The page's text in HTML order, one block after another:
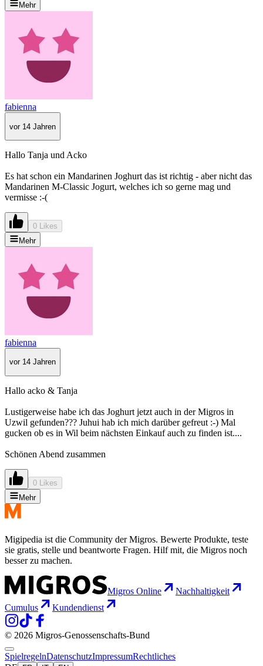
Mehr
fabienna
vor 14 Jahren
Hallo Tanja und Acko
Es hat schon ein Mandarinen Joghurt das ist richtig - aber nicht das
Mandarinen M-Classic Jogurt, welches ich so gerne mag und
vermisse :-(
0 Likes
Mehr
fabienna
vor 14 Jahren
Hallo acko & Tanja
Lustigerweise habe ich das Joghurt jetzt auch in der Migros in
Uzwil gefunden??? Juhui hab ich mich darüber gefreut :-) Mal
gucken ob es in Wil beim nächsten Einkauf auch zu finden ist....
Schönen Abend zusammen
0 Likes
Mehr
Migipedia ist die Community der Migros. Bewerte Produkte, teste
sie gratis, stelle und beantworte Fragen. Hilf mit, die Migros noch
besser zu machen.
Migros Online
Nachhaltigkeit
Cumulus
Kundendienst
© 2026 Migros-Genossenschafts-Bund
SpielregelnDatenschutzImpressumRechtliches